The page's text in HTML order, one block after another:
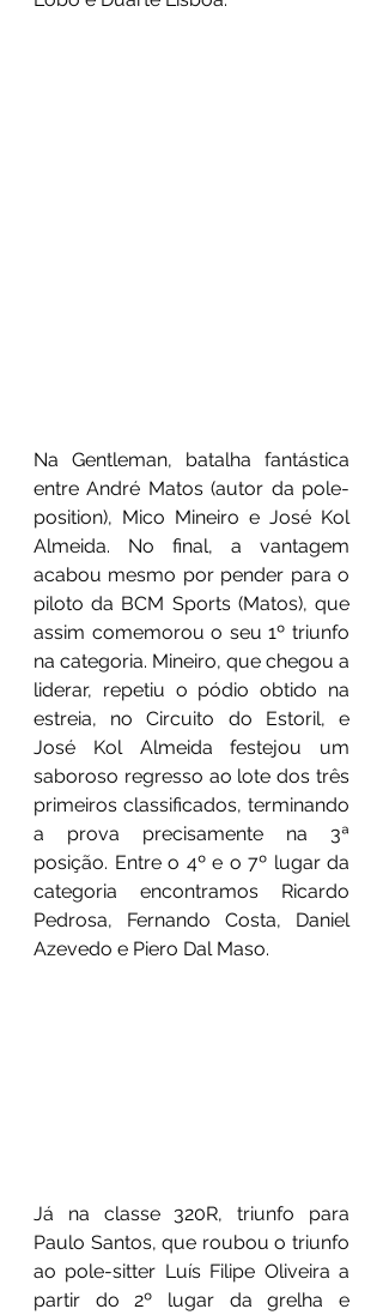
Na Gentleman, batalha fantástica
entre André Matos (autor da pole-
position), Mico Mineiro e José Kol
Almeida. No final, a vantagem
acabou mesmo por pender para o
piloto da BCM Sports (Matos), que
assim comemorou o seu 1º triunfo
na categoria. Mineiro, que chegou a
liderar, repetiu o pódio obtido na
estreia, no Circuito do Estoril, e
José Kol Almeida festejou um
saboroso regresso ao lote dos três
primeiros classificados, terminando
a prova precisamente na 3ª
posição. Entre o 4º e o 7º lugar da
categoria encontramos Ricardo
Pedrosa, Fernando Costa, Daniel
Azevedo e Piero Dal Maso.
Já na classe 320R, triunfo para
Paulo Santos, que roubou o triunfo
ao pole-sitter Luís Filipe Oliveira a
partir do 2º lugar da grelha e